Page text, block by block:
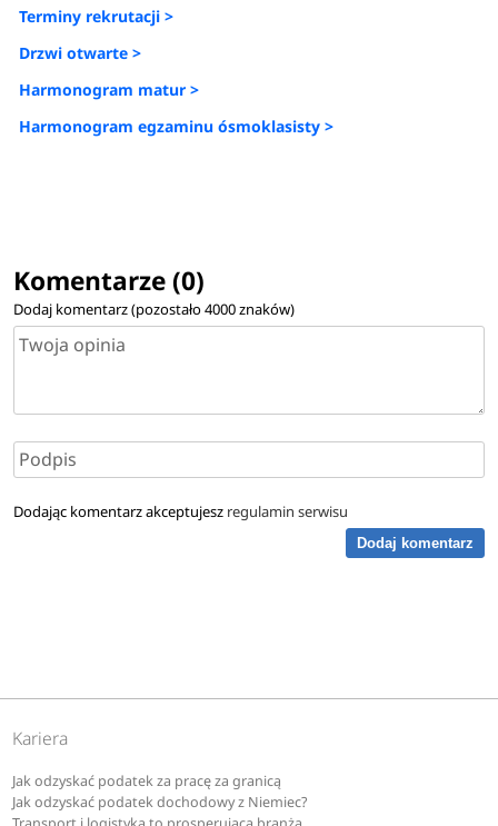
Terminy rekrutacji >
Drzwi otwarte >
Harmonogram matur >
Harmonogram egzaminu ósmoklasisty >
Komentarze (0)
Dodaj komentarz (pozostało4000znaków)
Dodając komentarz akceptujesz regulamin serwisu
Dodaj komentarz
Kariera
Jak odzyskać podatek za pracę za granicą
Jak odzyskać podatek dochodowy z Niemiec?